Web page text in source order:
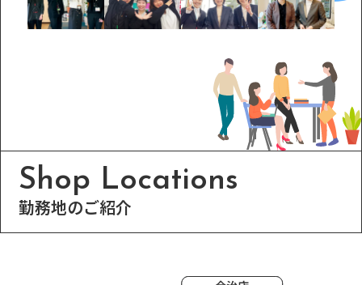
Shop Locations
勤務地のご紹介